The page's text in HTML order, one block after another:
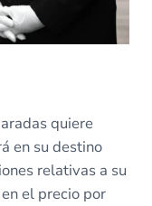
quiere
en su destino
relativas a su
el precio por